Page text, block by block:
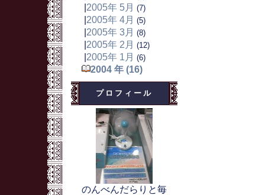
2005年 5月 (7)
2005年 4月 (5)
2005年 3月 (8)
2005年 2月 (12)
2005年 1月 (6)
2004 年 (16)
プロフィール
のんべんだらりと毎